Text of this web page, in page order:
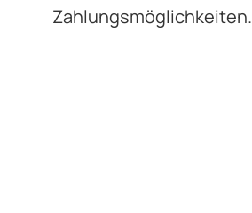
Zahlungsmöglichkeiten.